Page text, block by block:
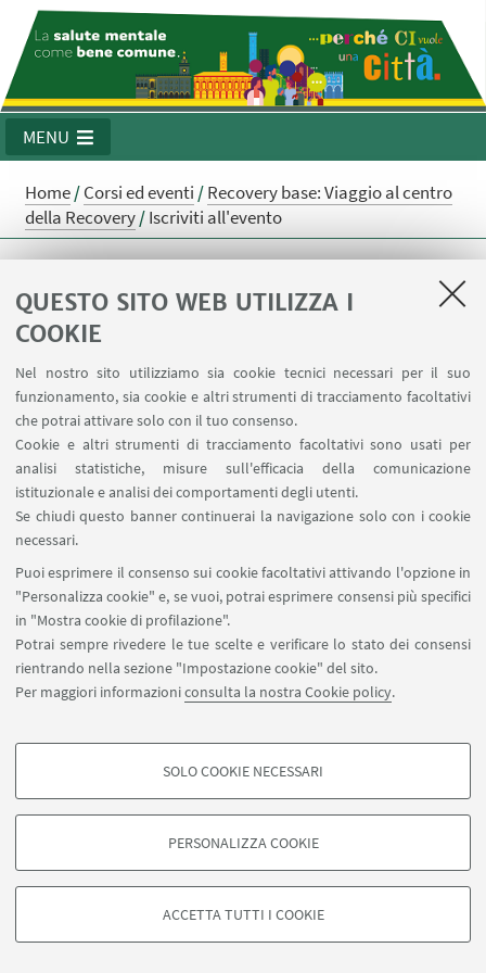
QUESTO SITO WEB UTILIZZA I
COOKIE
Nel nostro sito utilizziamo sia cookie tecnici necessari per il suo
funzionamento, sia cookie e altri strumenti di tracciamento facoltativi
che potrai attivare solo con il tuo consenso.
Cookie e altri strumenti di tracciamento facoltativi sono usati per
analisi statistiche, misure sull'efficacia della comunicazione
istituzionale e analisi dei comportamenti degli utenti.
Se chiudi questo banner continuerai la navigazione solo con i cookie
necessari.
Puoi esprimere il consenso sui cookie facoltativi attivando l'opzione in
"Personalizza cookie" e, se vuoi, potrai esprimere consensi più specifici
in "Mostra cookie di profilazione".
Potrai sempre rivedere le tue scelte e verificare lo stato dei consensi
rientrando nella sezione "Impostazione cookie" del sito.
Per maggiori informazioniconsulta la nostra Cookie policy.
COOKIE DI PROFILAZIONE - FACOLTATIVI
degli utenti, creare profili in base al loro comportamento sul sito, per analisi
di marketing.
Google/Youtube Video
SOLO COOKIE NECESSARI
PERSONALIZZA COOKIE
ACCETTA TUTTI I COOKIE
MENU
Home/Corsi ed eventi /Recovery base: Viaggio al centro
della Recovery/Iscriviti all'evento
civuoleunacitta@unibo.it
Contatti